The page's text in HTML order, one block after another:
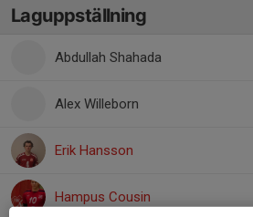
Laguppställning
Abdullah Shahada
Alex Willeborn
Erik Hansson
Hampus Cousin